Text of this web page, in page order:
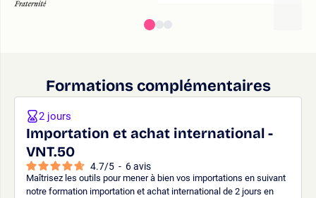
Formations complémentaires
Importation et achat international -
VNT.50
4.7/5 - 6avis
Maîtrisez les outils pour mener à bien vos importations en suivant
notre formation importation et achat international de 2 jours en
2 jours